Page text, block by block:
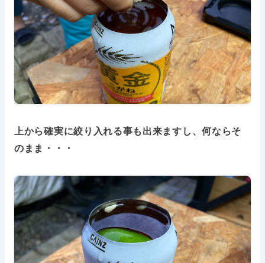
上から確実に絞り入れる事も出来ますし、何ならそ
のまま・・・